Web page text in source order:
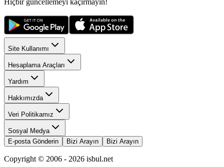
Site Kullanımı
Hesaplama Araçları
Yardım
Hakkımızda
Veri Politikamız
Sosyal Medya
E-posta Gönderin
Bizi Arayın Bizi Arayın
Copyright © 2006 - 2026 isbul.net